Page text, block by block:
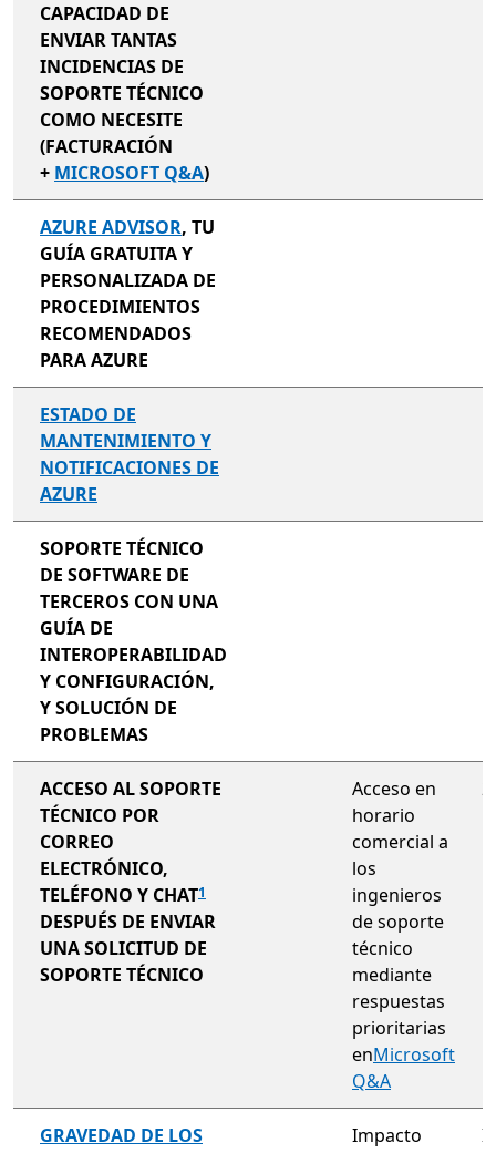
CAPACIDAD DE
ENVIAR TANTAS
INCIDENCIAS DE
SOPORTE TÉCNICO
COMO NECESITE
(FACTURACIÓN
+ MICROSOFT Q&A)
AZURE ADVISOR, TU
GUÍA GRATUITA Y
PERSONALIZADA DE
PROCEDIMIENTOS
RECOMENDADOS
PARA AZURE
ESTADO DE
MANTENIMIENTO Y
NOTIFICACIONES DE
AZURE
SOPORTE TÉCNICO
DE SOFTWARE DE
TERCEROS CON UNA
GUÍA DE
INTEROPERABILIDAD
Y CONFIGURACIÓN,
Y SOLUCIÓN DE
PROBLEMAS
ACCESO AL SOPORTE
TÉCNICO POR
CORREO
ELECTRÓNICO,
TELÉFONO Y CHAT1
DESPUÉS DE ENVIAR
UNA SOLICITUD DE
SOPORTE TÉCNICO
Acceso en
horario
comercial a
los
ingenieros
de soporte
técnico
mediante
respuestas
prioritarias
enMicrosoft
Q&A
GRAVEDAD DE LOS
Impacto